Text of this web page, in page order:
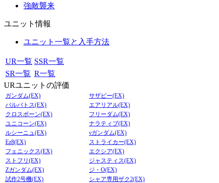
強敵襲来
ユニット情報
ユニット一覧と入手方法
UR一覧 SSR一覧
SR一覧 R一覧
URユニットの評価
ガンダム(EX)
サザビー(EX)
バルバトス(EX)
エアリアル(EX)
クロスボーン(EX)
フリーダム(EX)
ユニコーン(EX)
ナラティブ(EX)
ルシーニュ(EX)
νガンダム(EX)
Ez8(EX)
ストライカー(EX)
フェニックス(EX)
エクシア(EX)
ストフリ(EX)
ジャスティス(EX)
Zガンダム(EX)
ジ・O(EX)
試作2号機(EX)
シャア専用ザク2(EX)